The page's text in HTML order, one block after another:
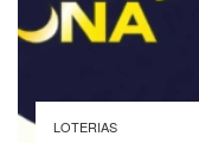
LOTERIAS